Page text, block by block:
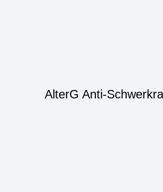
AlterG Anti-